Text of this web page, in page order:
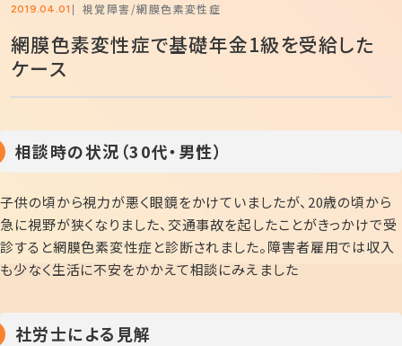
2019.04.01 視覚障害 網膜色素変性症
網膜色素変性症で基礎年金1級を受給した
ケース
相談時の状況（30代・男性）
子供の頃から視力が悪く眼鏡をかけていましたが、20歳の頃から
急に視野が狭くなりました、交通事故を起したことがきっかけで受
診すると網膜色素変性症と診断されました。障害者雇用では収入
も少なく生活に不安をかかえて相談にみえました
社労士による見解